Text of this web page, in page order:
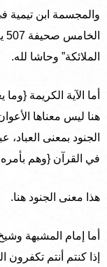
والمجسمة ابن تيمية
الملائكة” وحاشا لله.
هنا ليس معناها
الجنود بمعنى العباد،
في القرآن {وهم بأمره
هذا معنى الجنود هنا.
أما إمام المشبهة
إذا كنتم أنتم تكفرون